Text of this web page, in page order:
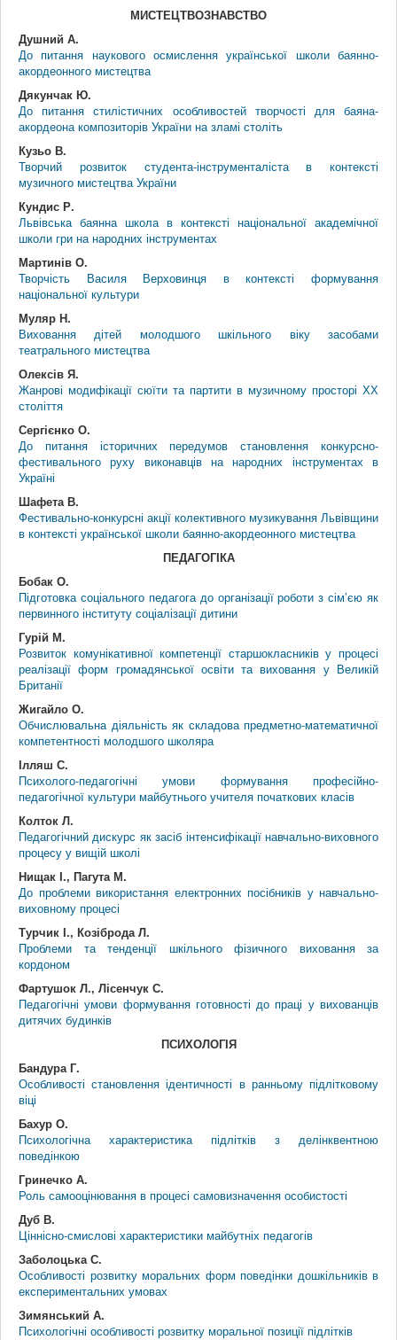
МИСТЕЦТВОЗНАВСТВО
Душний А.
До питання наукового осмислення української школи баянно-
акордеонного мистецтва
Дякунчак Ю.
До питання стилістичних особливостей творчості для баяна-
акордеона композиторів України на зламі століть
Кузьо В.
Творчий розвиток студента-інструменталіста в контексті
музичного мистецтва України
Кундис Р.
Львівська баянна школа в контексті національної академічної
школи гри на народних інструментах
Мартинів О.
Творчість Василя Верховинця в контексті формування
національної культури
Муляр Н.
Виховання дітей молодшого шкільного віку засобами
театрального мистецтва
Олексів Я.
Жанрові модифікації сюїти та партити в музичному просторі ХХ
століття
Сергієнко О.
До питання історичних передумов становлення конкурсно-
фестивального руху виконавців на народних інструментах в
Україні
Шафета В.
Фестивально-конкурсні акції колективного музикування Львівщини
в контексті української школи баянно-акордеонного мистецтва
ПЕДАГОГІКА
Бобак О.
Підготовка соціального педагога до організації роботи з сім’єю як
первинного інституту соціалізації дитини
Гурій М.
Розвиток комунікативної компетенції старшокласників у процесі
реалізації форм громадянської освіти та виховання у Великій
Британії
Жигайло О.
Обчислювальна діяльність як складова предметно-математичної
компетентності молодшого школяра
Ілляш С.
Психолого-педагогічні умови формування професійно-
педагогічної культури майбутнього учителя початкових класів
Колток Л.
Педагогічний дискурс як засіб інтенсифікації навчально-виховного
процесу у вищій школі
Нищак І., Пагута М.
До проблеми використання електронних посібників у навчально-
виховному процесі
Турчик І., Козіброда Л.
Проблеми та тенденції шкільного фізичного виховання за
кордоном
Фартушок Л., Лісенчук С.
Педагогічні умови формування готовності до праці у вихованців
дитячих будинків
ПСИХОЛОГІЯ
Бандура Г.
Особливості становлення ідентичності в ранньому підлітковому
віці
Бахур О.
Психологічна характеристика підлітків з делінквентною
поведінкою
Гринечко А.
Роль самооцінювання в процесі самовизначення особистості
Дуб В.
Ціннісно-смислові характеристики майбутніх педагогів
Заболоцька С.
Особливості розвитку моральних форм поведінки дошкільників в
експериментальних умовах
Зимянський А.
Психологічні особливості розвитку моральної позиції підлітків